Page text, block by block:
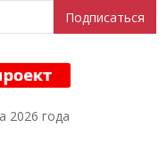
2026 года